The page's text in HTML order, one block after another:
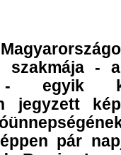
szakmája -
egyik
jegyzett
pár